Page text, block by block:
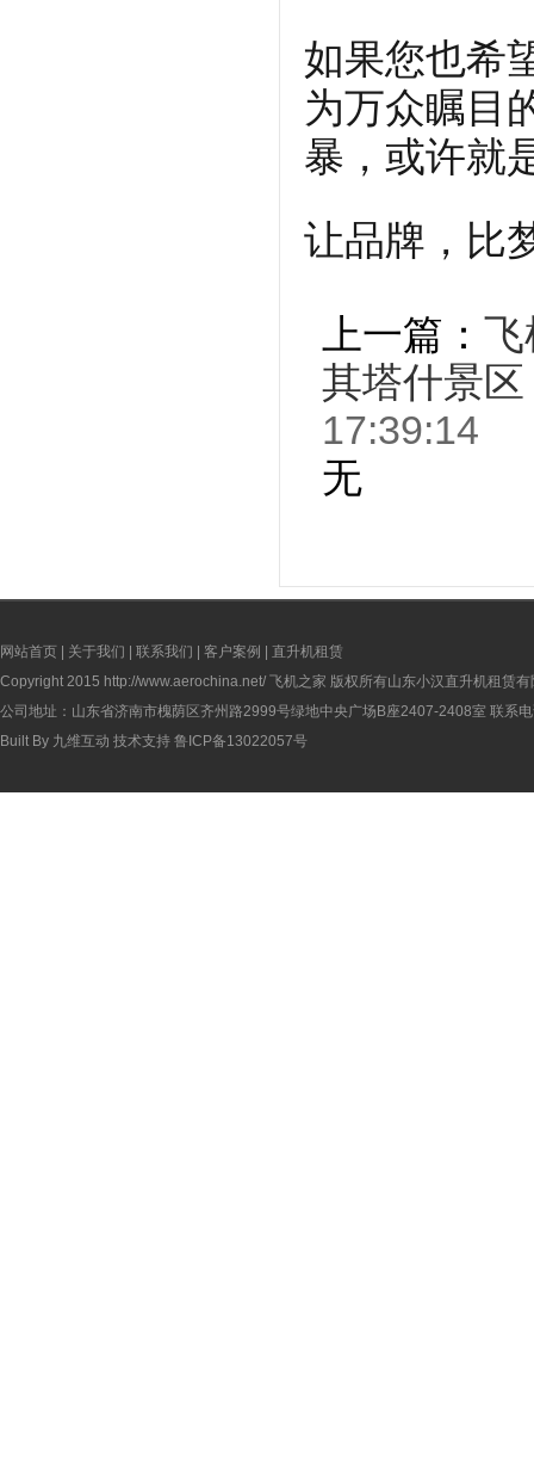
如果您也希
为万众瞩目
暴，或许就
让品牌，比
上一篇： 飞
其塔什景
17:39:14
无
网站首页 | 关于我们 | 联系我们 | 客户案例 | 直升机租赁
Copyright 2015 http://www.aerochina.net/ 飞机之家 版权所有山东小汉直升机租赁有
公司地址：山东省济南市槐荫区齐州路2999号绿地中央广场B座2407-2408室 联系
Built By 九维互动 技术支持 鲁ICP备13022057号